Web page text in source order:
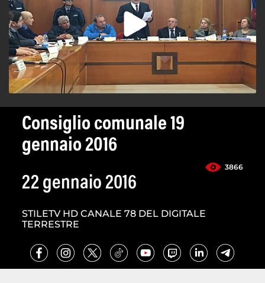
Consiglio comunale 19
gennaio 2016
3866
22 gennaio 2016
STILETV HD CANALE 78 DEL DIGITALE
TERRESTRE